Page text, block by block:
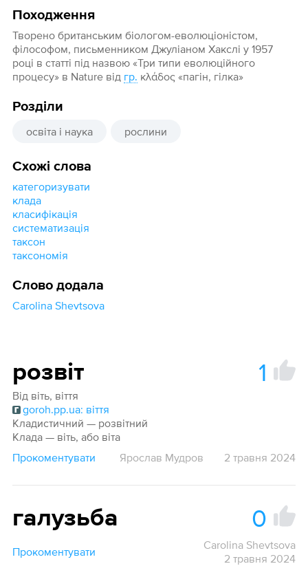
Походження
Творено британським біологом-еволюціоністом,
філософом, письменником Джуліаном Хакслі у 1957
році в статті під назвою «Три типи еволюційного
процесу» в Nature від гр. κλάδος «пагін, гілка»
Розділи
освіта і наука рослини
Схожі слова
категоризувати
клада
класифікація
систематизація
таксон
таксономія
Слово додала
Carolina Shevtsova
розвіт 1
Від віть, віття
goroh.pp.ua: віття
Кладистичний — розвітний
Клада — віть, або віта
Прокоментувати
Ярослав Мудров 2 травня 2024
галузьба 0
Прокоментувати
Carolina Shevtsova
2 травня 2024